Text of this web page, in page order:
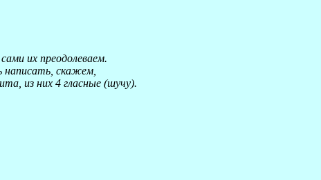
их преодолеваем.
написать, скажем,
из них 4 гласные (шучу).